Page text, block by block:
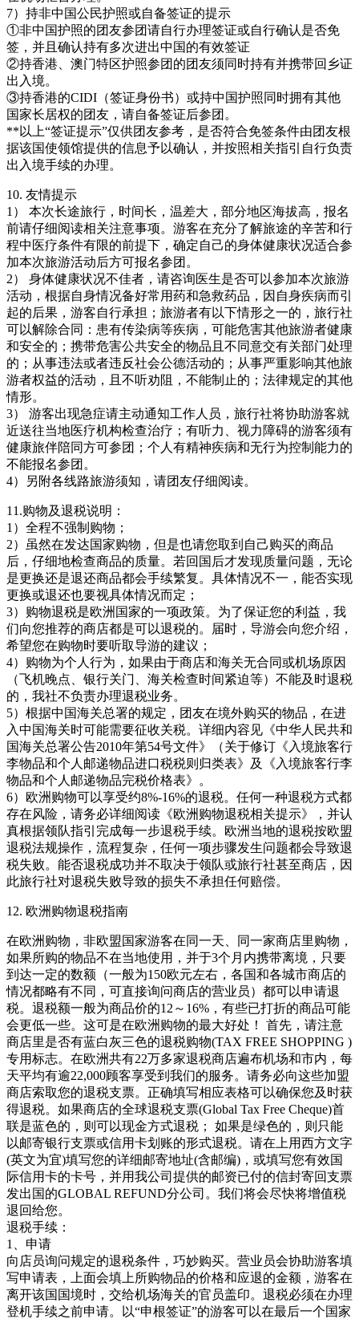
7）持非中国公民护照或自备签证的提示
①非中国护照的团友参团请自行办理签证或自行确认是否免
签，并且确认持有多次进出中国的有效签证
②持香港、澳门特区护照参团的团友须同时持有并携带回乡证
出入境。
③持香港的CIDI（签证身份书）或持中国护照同时拥有其他
国家长居权的团友，请自备签证后参团。
**以上“签证提示”仅供团友参考，是否符合免签条件由团友根
据该国使领馆提供的信息予以确认，并按照相关指引自行负责
出入境手续的办理。
10. 友情提示
1） 本次长途旅行，时间长，温差大，部分地区海拔高，报名
前请仔细阅读相关注意事项。游客在充分了解旅途的辛苦和行
程中医疗条件有限的前提下，确定自己的身体健康状况适合参
加本次旅游活动后方可报名参团。
2） 身体健康状况不佳者，请咨询医生是否可以参加本次旅游
活动，根据自身情况备好常用药和急救药品，因自身疾病而引
起的后果，游客自行承担；旅游者有以下情形之一的，旅行社
可以解除合同：患有传染病等疾病，可能危害其他旅游者健康
和安全的；携带危害公共安全的物品且不同意交有关部门处理
的；从事违法或者违反社会公德活动的；从事严重影响其他旅
游者权益的活动，且不听劝阻，不能制止的；法律规定的其他
情形。
3） 游客出现急症请主动通知工作人员，旅行社将协助游客就
近送往当地医疗机构检查治疗；有听力、视力障碍的游客须有
健康旅伴陪同方可参团；个人有精神疾病和无行为控制能力的
不能报名参团。
4）另附各线路旅游须知，请团友仔细阅读。
11.购物及退税说明：
1）全程不强制购物；
2）虽然在发达国家购物，但是也请您取到自己购买的商品
后，仔细地检查商品的质量。若回国后才发现质量问题，无论
是更换还是退还商品都会手续繁复。具体情况不一，能否实现
更换或退还也要视具体情况而定；
3）购物退税是欧洲国家的一项政策。为了保证您的利益，我
们向您推荐的商店都是可以退税的。届时，导游会向您介绍，
希望您在购物时要听取导游的建议；
4）购物为个人行为，如果由于商店和海关无合同或机场原因
（飞机晚点、银行关门、海关检查时间紧迫等）不能及时退税
的，我社不负责办理退税业务。
5）根据中国海关总署的规定，团友在境外购买的物品，在进
入中国海关时可能需要征收关税。详细内容见《中华人民共和
国海关总署公告2010年第54号文件》（关于修订《入境旅客行
李物品和个人邮递物品进口税税则归类表》及《入境旅客行李
物品和个人邮递物品完税价格表》。
6）欧洲购物可以享受约8%-16%的退税。任何一种退税方式都
存在风险，请务必详细阅读《欧洲购物退税相关提示》，并认
真根据领队指引完成每一步退税手续。欧洲当地的退税按欧盟
退税法规操作，流程复杂，任何一项步骤发生问题都会导致退
税失败。能否退税成功并不取决于领队或旅行社甚至商店，因
此旅行社对退税失败导致的损失不承担任何赔偿。
12. 欧洲购物退税指南
在欧洲购物，非欧盟国家游客在同一天、同一家商店里购物，
如果所购的物品不在当地使用，并于3个月内携带离境，只要
到达一定的数额（一般为150欧元左右，各国和各城市商店的
情况都略有不同，可直接询问商店的营业员）都可以申请退
税。退税额一般为商品价的12～16%，有些已打折的商品可能
会更低一些。这可是在欧洲购物的最大好处！ 首先，请注意
商店里是否有蓝白灰三色的退税购物(TAX FREE SHOPPING )
专用标志。在欧洲共有22万多家退税商店遍布机场和市内，每
天平均有逾22,000顾客享受到我们的服务。请务必向这些加盟
商店索取您的退税支票。正确填写相应表格可以确保您及时获
得退税。如果商店的全球退税支票(Global Tax Free Cheque)首
联是蓝色的，则可以现金方式退税； 如果是绿色的，则只能
以邮寄银行支票或信用卡划账的形式退税。请在上用西方文字
(英文为宜)填写您的详细邮寄地址(含邮编)，或填写您有效国
际信用卡的卡号，并用我公司提供的邮资已付的信封寄回支票
发出国的GLOBAL REFUND分公司。我们将会尽快将增值税
退回给您。
退税手续：
1、申请
向店员询问规定的退税条件，巧妙购买。营业员会协助游客填
写申请表，上面会填上所购物品的价格和应退的金额，游客在
离开该国国境时，交给机场海关的官员盖印。退税必须在办理
登机手续之前申请。以“申根签证”的游客可以在最后一个国家